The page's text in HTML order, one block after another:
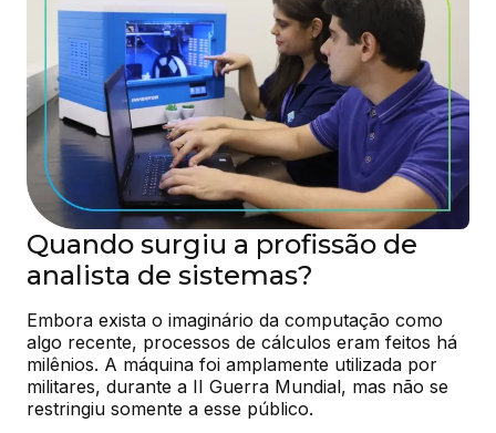
Quando surgiu a profissão de
analista de sistemas?
Embora exista o imaginário da computação como
algo recente, processos de cálculos eram feitos há
milênios. A máquina foi amplamente utilizada por
militares, durante a II Guerra Mundial, mas não se
restringiu somente a esse público.